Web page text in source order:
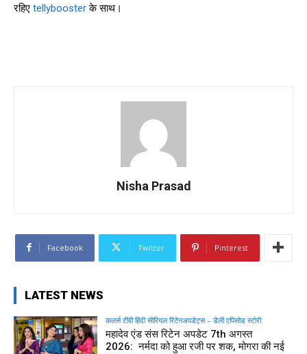
रहिए tellyboosterके साथ।
Nisha Prasad
Facebook Twitter Pinterest
LATEST NEWS
कलर्स टीवी हिंदी सीरियल रिटेनअपडेट्स – डेली एपिसोड स्टोरी
महादेव एंड संस रिटेन अपडेट 7th अगस्त
2026: नर्मदा को हुआ रजी पर शक, मोगरा की नई